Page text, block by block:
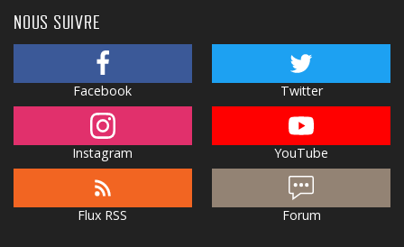
NOUS SUIVRE
Facebook Twitter
Instagram YouTube
Flux RSS Forum